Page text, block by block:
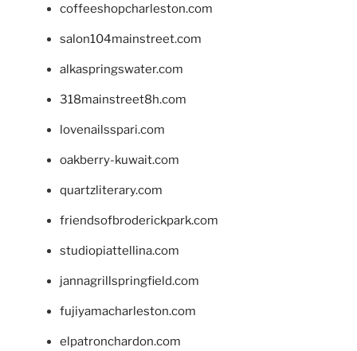
coffeeshopcharleston.com
salon104mainstreet.com
alkaspringswater.com
318mainstreet8h.com
lovenailsspari.com
oakberry-kuwait.com
quartzliterary.com
friendsofbroderickpark.com
studiopiattellina.com
jannagrillspringfield.com
fujiyamacharleston.com
elpatronchardon.com